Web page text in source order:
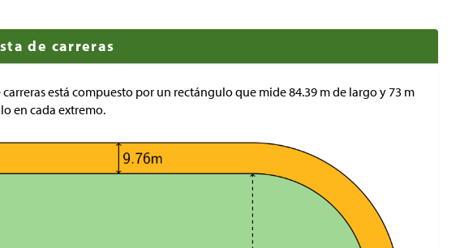
de carreras
está compuesto por un rectángulo que mide 84.39 m de largo y 73 m
en cada extremo.